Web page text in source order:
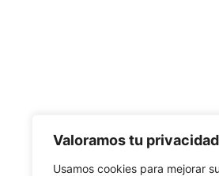
Valoramos tu privacidad
Usamos cookies para mejorar